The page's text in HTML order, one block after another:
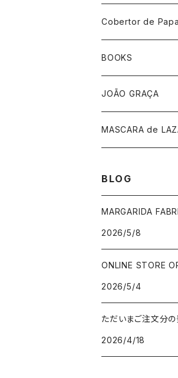
靴下ホワイト
帽子
手袋
Cobertor de Papa
BOOKS
JOÃO GRAÇA
MASCARA de
BLOG
MARGARIDA
2026/5/8
ONLINE STORE
2026/5/4
ただいまご注文分
2026/4/18